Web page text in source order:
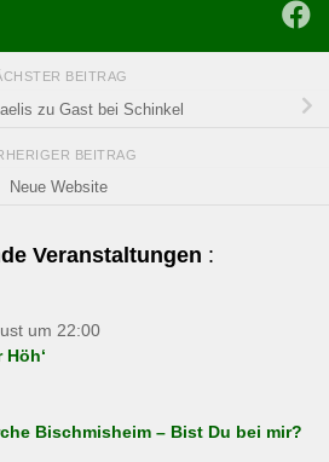
BEITRAG
zu Gast bei Schinkel
BEITRAG
Neue Website
Veranstaltungen :
um 22:00
Bischmisheim – Bist Du bei mir?